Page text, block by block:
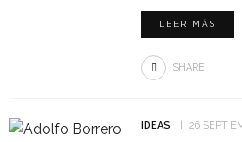
LEER MÁS
SHARE
IDEAS 26